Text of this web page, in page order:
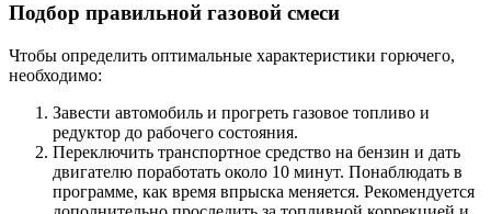
Подбор правильной газовой смеси
Чтобы определить оптимальные характеристики горючего,
необходимо:
Завести автомобиль и прогреть газовое топливо и
редуктор до рабочего состояния.
Переключить транспортное средство на бензин и дать
двигателю поработать около 10 минут. Понаблюдать в
программе, как время впрыска меняется. Рекомендуется